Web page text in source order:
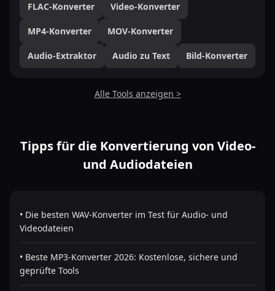
FLAC-Konverter Video-Konverter
MP4-Konverter MOV-Konverter
Audio-Extraktor Audio zu Text Bild-Konverter
Alle Tools anzeigen >
Tipps für die Konvertierung von Video-
und Audiodateien
• Die besten WAV-Konverter im Test für Audio- und
Videodateien
• Beste MP3-Konverter 2026: Kostenlose, sichere und
geprüfte Tools